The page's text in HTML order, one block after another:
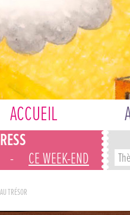
ACCUEIL
- CE WEEK-END
TRÉSOR